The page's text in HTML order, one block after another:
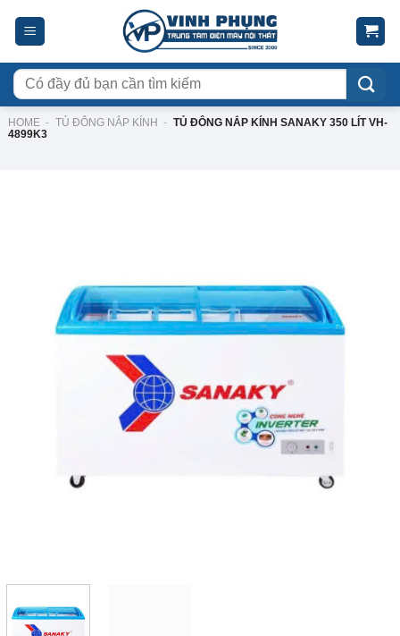
Tìm
kiếm:
HOME - TỦ ĐÔNG NẮP KÍNH - TỦ ĐÔNG NẮP KÍNH SANAKY 350 LÍT VH-
4899K3